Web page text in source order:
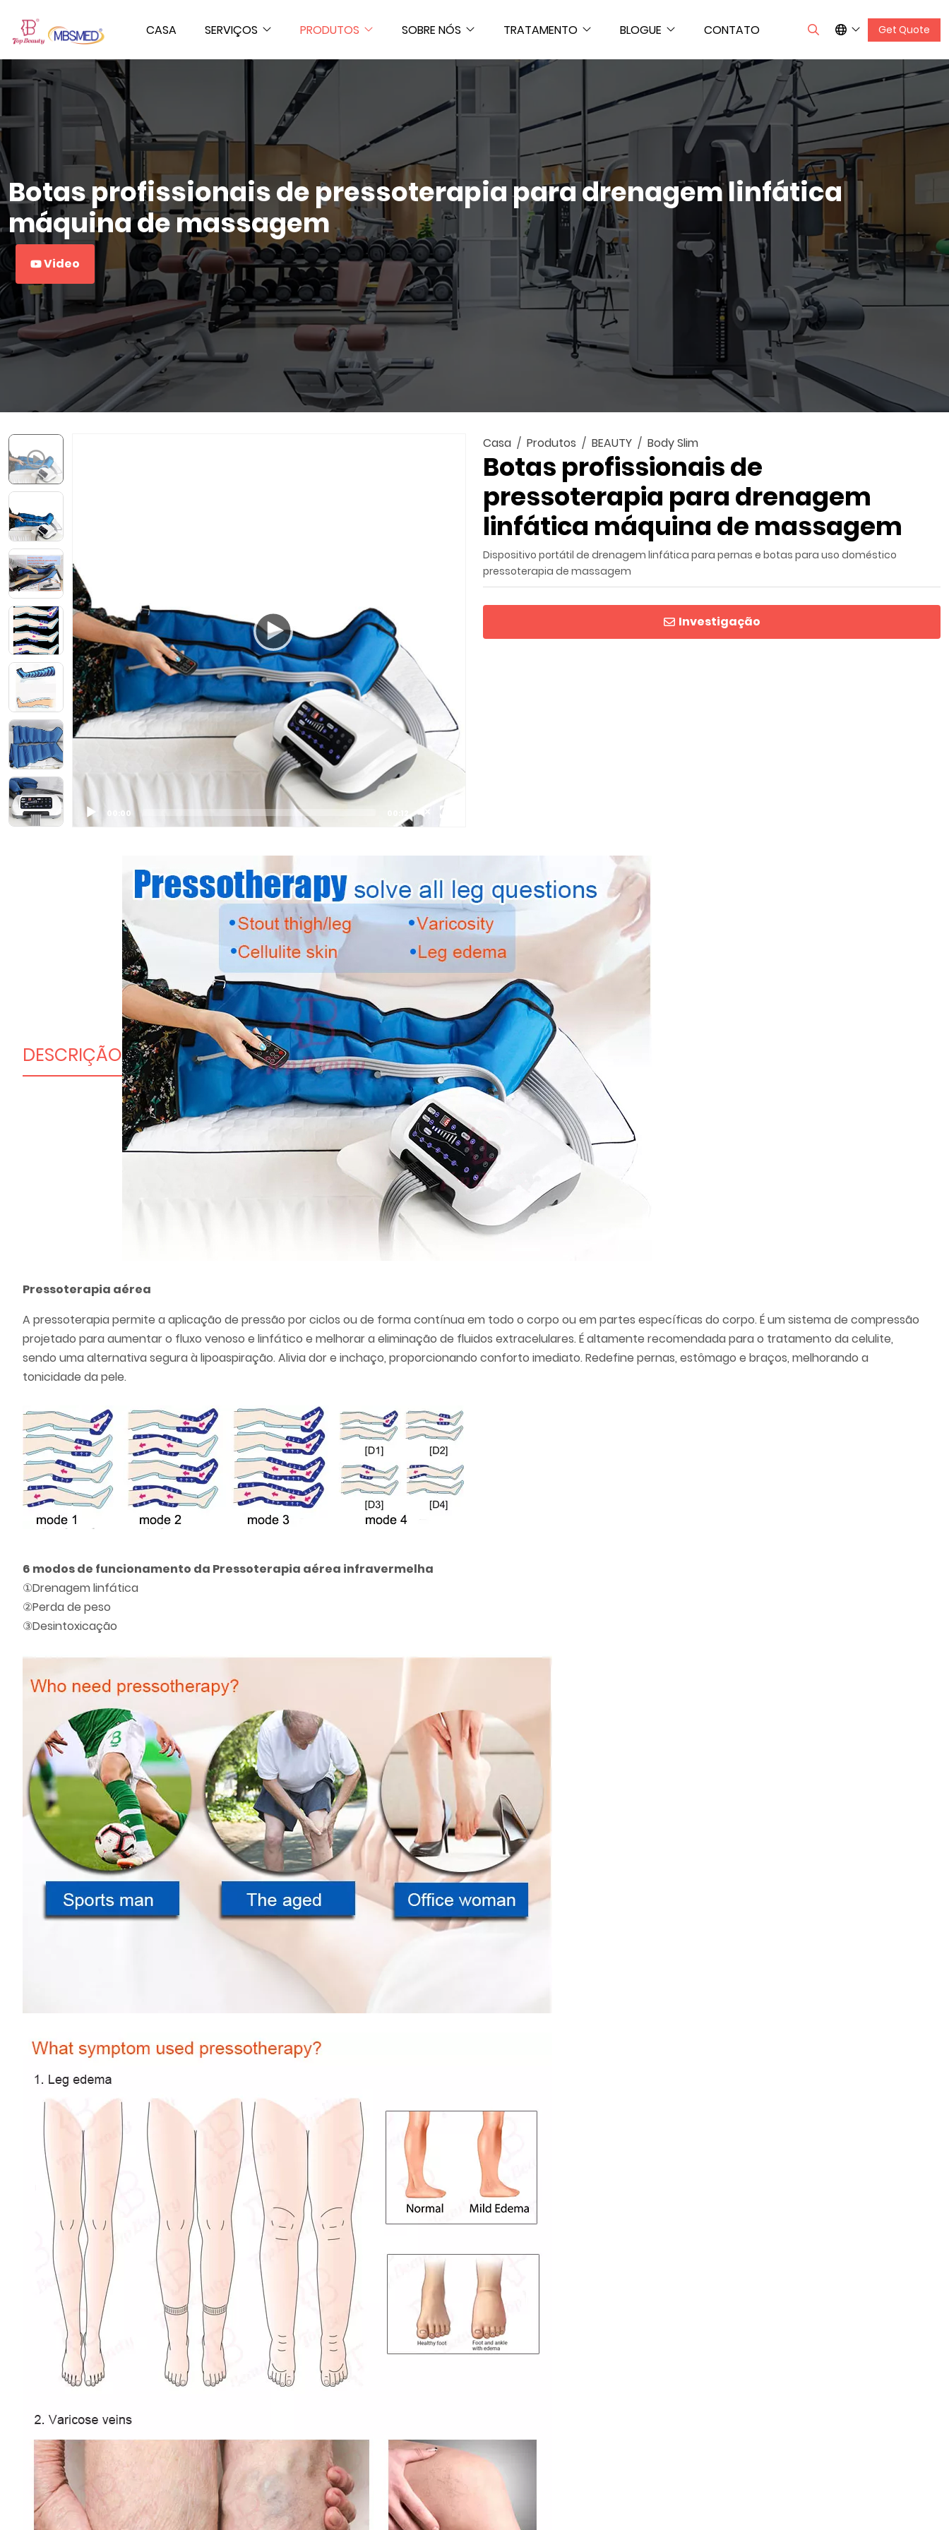
Get Quote
CASA SERVIÇOS PRODUTOS SOBRE NÓS TRATAMENTO BLOGUE CONTATO
Botas profissionais de pressoterapia para drenagem linfática
máquina de massagem
Video
Casa Produtos BEAUTY Body Slim
Botas profissionais de
pressoterapia para drenagem
linfática máquina de massagem
Dispositivo portátil de drenagem linfática para pernas e botas para uso doméstico
pressoterapia de massagem
Investigação
00:00
DESCRIÇÃO
Pressoterapia aérea
A pressoterapia permite a aplicação de pressão por ciclos ou de forma contínua em todo o corpo ou em partes específicas do corpo. É um sistema de compressão
projetado para aumentar o fluxo venoso e linfático e melhorar a eliminação de fluidos extracelulares. É altamente recomendada para o tratamento da celulite,
sendo uma alternativa segura à lipoaspiração. Alivia dor e inchaço, proporcionando conforto imediato. Redefine pernas, estômago e braços, melhorando a
tonicidade da pele.
6 modos de funcionamento da Pressoterapia aérea infravermelha
①Drenagem linfática
②Perda de peso
③Desintoxicação